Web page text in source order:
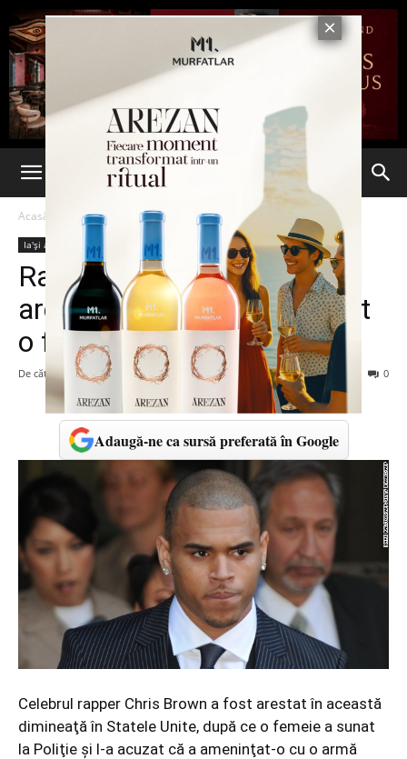
Acasă Ia'și arată bine Vedete
Ia'și arată bine
Rapperul Chris Brown,
arestat după ce a amenințat
o femeie cu un pistol
De către admin - 31 august 2016 0
Adaugă-ne ca sursă preferată în Google
Celebrul rapper Chris Brown a fost arestat în această
dimineaţă în Statele Unite, după ce o femeie a sunat
la Poliţie şi l-a acuzat că a ameninţat-o cu o armă